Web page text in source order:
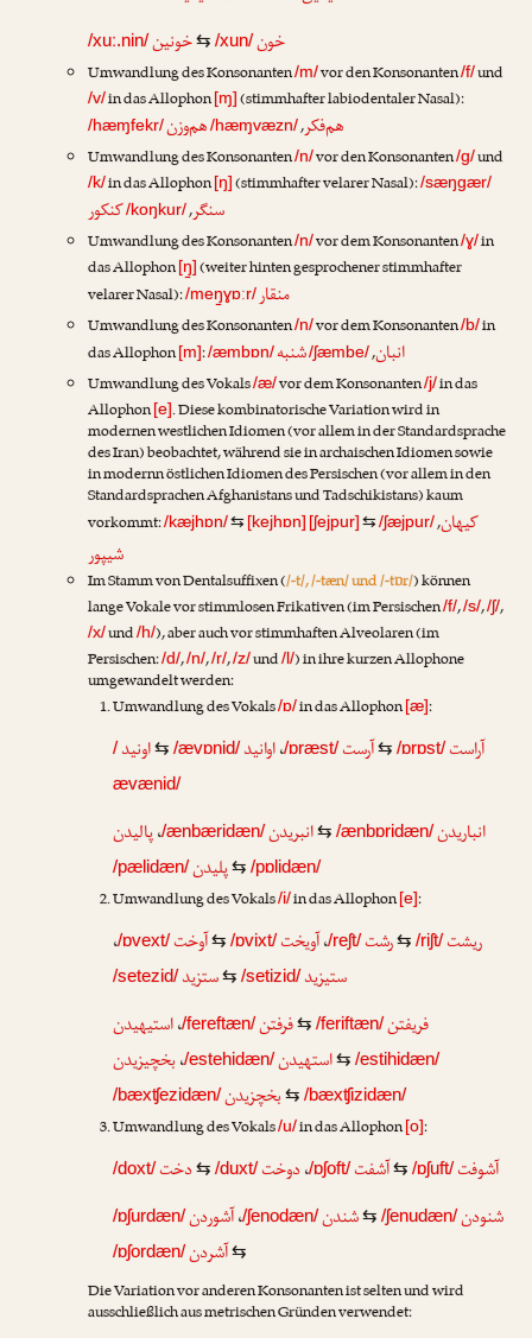
خون/xun/
⇆خونین/xuː.nin/
Umwandlung des Konsonanten/m/vor den Konsonanten/f/und
/v/in das Allophon[ɱ](stimmhafter labiodentaler Nasal):
/hæɱfekr/ هم‌فکر,
/hæɱvæzn/هم‌وزن
Umwandlung des Konsonanten/n/vor den Konsonanten/g/und
/k/in das Allophon[ŋ](stimmhafter velarer Nasal):/sæŋgær/
سنگر,
/koŋkur/کنکور
Umwandlung des Konsonanten/n/vor dem Konsonanten/ɣ/in
das Allophon[ŋ̠](weiter hinten gesprochener stimmhafter
velarer Nasal):/meŋ̠ɣɒːr/منقار
Umwandlung des Konsonanten/n/vor dem Konsonanten/b/in
das Allophon[m]:/æmbɒn/ انبان,
/ʃæmbe/شنبه
Umwandlung des Vokals/æ/vor dem Konsonanten/j/in das
Allophon[e]. Diese kombinatorische Variation wird in
modernen westlichen Idiomen (vor allem in der Standardsprache
des Iran) beobachtet, während sie in archaischen Idiomen sowie
in modernn östlichen Idiomen des Persischen (vor allem in den
Standardsprachen Afghanistans und Tadschikistans) kaum
vorkommt:/kæjhɒn/⇆ [kejhɒn] کیهان,
/ʃæjpur/
⇆
[ʃejpur]
شیپور
Im Stamm von Dentalsuffixen (/-t/, /-tæn/ und /-tɒr/) können
lange Vokale vor stimmlosen Frikativen (im Persischen/f/,/s/,/ʃ/,
/x/und/h/), aber auch vor stimmhaften Alveolaren (im
Persischen:/d/,/n/,/r/,/z/und/l/) in ihre kurzen Allophone
umgewandelt werden:
Umwandlung des Vokals/ɒ/in das Allophon[æ]:
آراست /ɒrɒst/
⇆آرست /ɒræst/،اوانید /ævɒnid/
⇆ اونید /
ævænid/
انباریدن/ænbɒridæn/
⇆ انبریدن/ænbæridæn/،پالیدن
/pɒlidæn/
⇆ پلیدن/pælidæn/
Umwandlung des Vokals/i/in das Allophon[e]:
ریشت /riʃt/
⇆ رشت /reʃt/،آویخت /ɒvixt/
⇆آوخت /ɒvext/،
ستیزید /setizid/
⇆ ستزید /setezid/
فریفتن/feriftæn/
⇆ فرفتن/fereftæn/،استیهیدن
/estihidæn/
⇆ استهیدن/estehidæn/،بخچیزیدن
/bæxʧizidæn/
⇆ بخچزیدن/bæxʧezidæn/
Umwandlung des Vokals/u/in das Allophon[o]:
آشوفت /ɒʃuft/
⇆آشفت /ɒʃoft/،دوخت /duxt/
⇆ دخت /doxt/
شنودن/ʃenudæn/
⇆ شندن/ʃenodæn/،آشوردن/ɒʃurdæn/
⇆آشردن/ɒʃordæn/
Die Variation vor anderen Konsonanten ist selten und wird
ausschließlich aus metrischen Gründen verwendet: